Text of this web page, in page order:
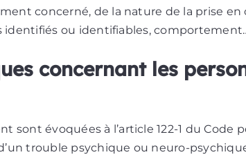
concerné, de la nature de la prise en
ou identifiables,
concernant les
sont évoquées à l’article 122-1 du Code
trouble psychique ou neuro-